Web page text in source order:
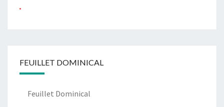
FEUILLET DOMINICAL
Feuillet Dominical